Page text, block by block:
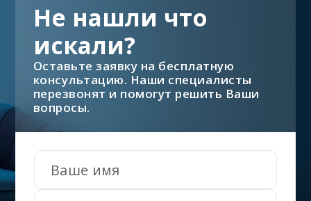
Не нашли что
искали?
Оставьте заявку на бесплатную
консультацию. Наши специалисты
перезвонят и помогут решить Ваши
вопросы.